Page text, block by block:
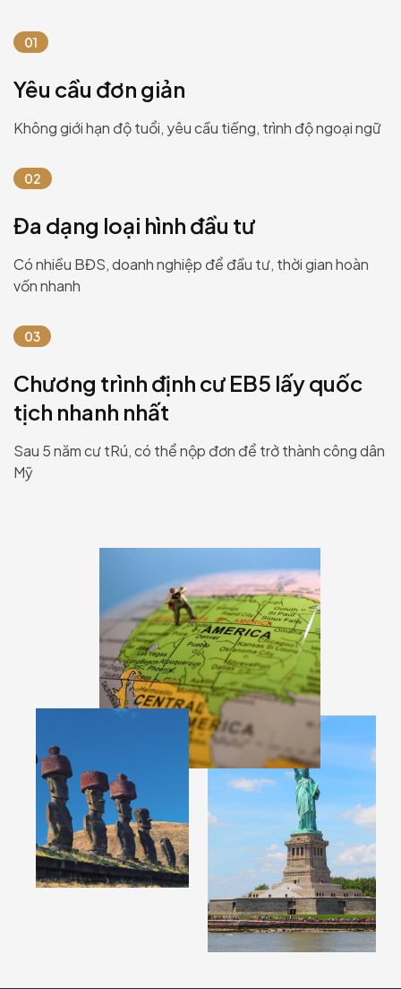
01
Yêu cầu đơn giản
Không giới hạn độ tuổi, yêu cầu tiếng, trình độ ngoại ngữ
02
Đa dạng loại hình đầu tư
Có nhiều BĐS, doanh nghiệp để đầu tư, thời gian hoàn
vốn nhanh
03
Chương trình định cư EB5 lấy quốc
tịch nhanh nhất
Sau 5 năm cư tRú, có thể nộp đơn để trở thành công dân
Mỹ